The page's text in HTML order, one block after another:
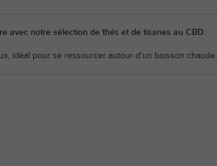
avec notre sélection de thés et de tisanes au CBD.
idéal pour se ressourcer autour d'un boisson chaude.